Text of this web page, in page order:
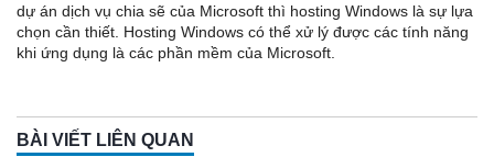
dự án dịch vụ chia sẽ của Microsoft thì hosting Windows là sự lựa
chọn cần thiết. Hosting Windows có thể xử lý được các tính năng
khi ứng dụng là các phần mềm của Microsoft.
BÀI VIẾT LIÊN QUAN